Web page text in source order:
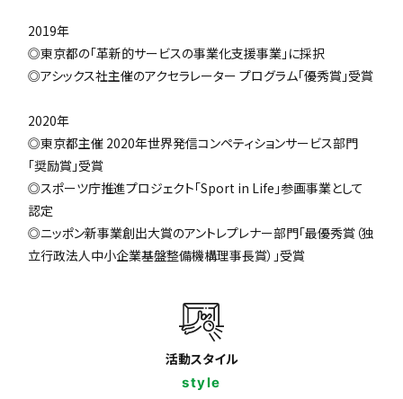
2019年
◎東京都の「革新的サービスの事業化支援事業」に採択
◎アシックス社主催のアクセラレーター プログラム「優秀賞」受賞
2020年
◎東京都主催 2020年世界発信コンペティションサービス部門
「奨励賞」受賞
◎スポーツ庁推進プロジェクト「Sport in Life」参画事業として
認定
◎ニッポン新事業創出大賞のアントレプレナー部門「最優秀賞（独
立行政法人中小企業基盤整備機構理事長賞）」受賞
活動スタイル
style